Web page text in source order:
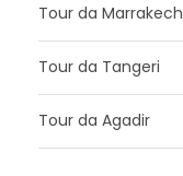
Tour da Marrakech
Tour da Tangeri
Tour da Agadir